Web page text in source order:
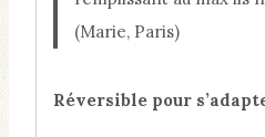
(Marie, Paris)
Réversible pour